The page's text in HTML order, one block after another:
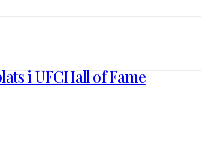
i UFCHall of Fame